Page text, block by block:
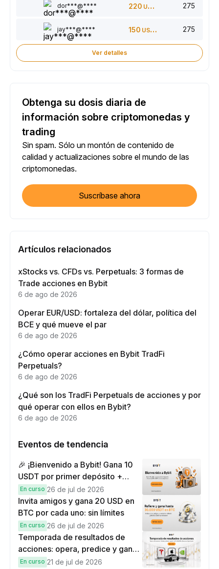
dor***@**** 220 USDT 275
jay***@**** 150 USDT 275
Ver detalles
Obtenga su dosis diaria de
información sobre criptomonedas y
trading
Sin spam. Sólo un montón de contenido de
calidad y actualizaciones sobre el mundo de las
criptomonedas.
Suscríbase ahora
Artículos relacionados
xStocks vs. CFDs vs. Perpetuals: 3 formas de
Trade acciones en Bybit
6 de ago de 2026
Operar EUR/USD: fortaleza del dólar, política del
BCE y qué mueve el par
6 de ago de 2026
¿Cómo operar acciones en Bybit TradFi
Perpetuals?
6 de ago de 2026
¿Qué son los TradFi Perpetuals de acciones y por
qué operar con ellos en Bybit?
6 de ago de 2026
Eventos de tendencia
🎉 ¡Bienvenido a Bybit! Gana 10
USDT por primer depósito +
hasta 9,999 USDT en
recompensas
En curso 26 de jul de 2026
Invita amigos y gana 20 USD en
BTC por cada uno: sin límites
En curso 26 de jul de 2026
Temporada de resultados de
acciones: opera, predice y gana
una Cybertruck.
En curso 21 de jul de 2026